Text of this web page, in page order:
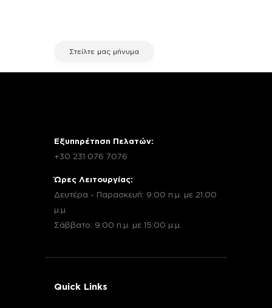
Στείλτε μας μήνυμα
Εξυπηρέτηση Πελατών:
+30 231 076 7076
Ώρες Λειτουργίας:
Δευτέρα - Παρασκευή: 9:00 π.μ. με 21:00
μ.μ.
Σάββατο: 9:00 π.μ. με 15:00 μ.μ.
Quick Links